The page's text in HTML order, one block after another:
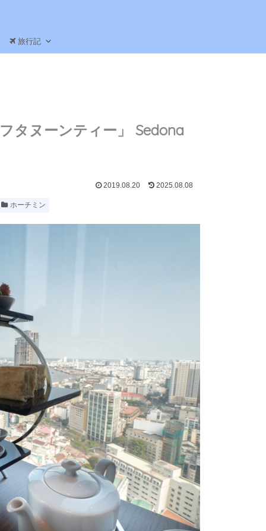
旅行記
タヌーンティー」 Sedona
2019.08.20 2025.08.08
ホーチミン